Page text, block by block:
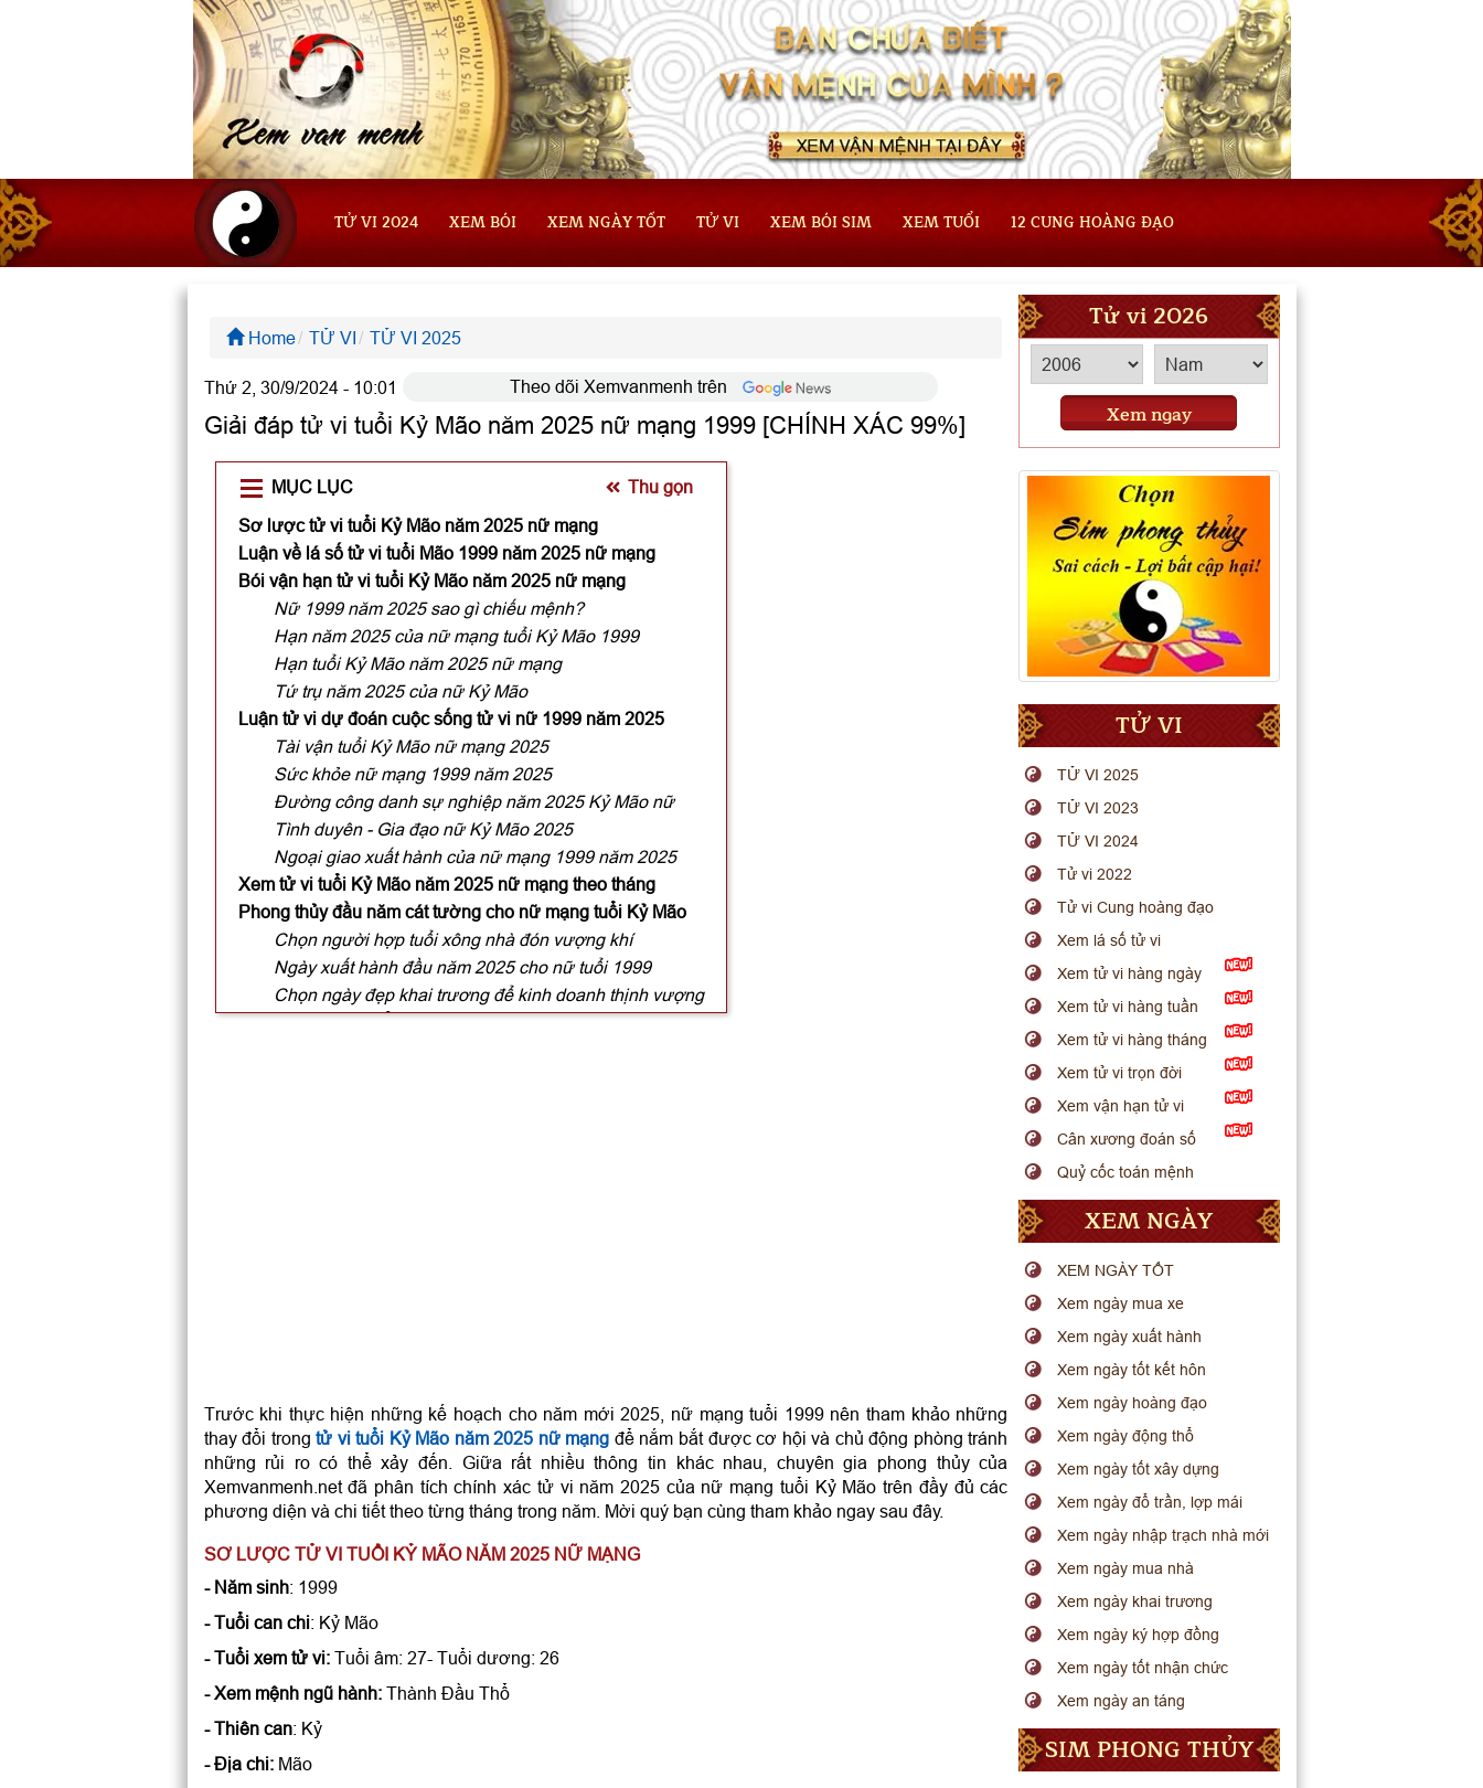
TỬ VI 2024 XEM BÓI XEM NGÀY TỐT TỬ VI XEM BÓI SIM XEM TUỔI 12 CUNG HOÀNG ĐẠO
Home TỬ VI TỬ VI 2025
Thứ 2, 30/9/2024 - 10:01 Theo dõi Xemvanmenh trên
Giải đáp tử vi tuổi Kỷ Mão năm 2025 nữ mạng 1999 [CHÍNH XÁC 99%]
MỤC LỤC
Thu gọn
Sơ lược tử vi tuổi Kỷ Mão năm 2025 nữ mạng
Luận về lá số tử vi tuổi Mão 1999 năm 2025 nữ mạng
Bói vận hạn tử vi tuổi Kỷ Mão năm 2025 nữ mạng
Nữ 1999 năm 2025 sao gì chiếu mệnh?
Hạn năm 2025 của nữ mạng tuổi Kỷ Mão 1999
Hạn tuổi Kỷ Mão năm 2025 nữ mạng
Tứ trụ năm 2025 của nữ Kỷ Mão
Luận tử vi dự đoán cuộc sống tử vi nữ 1999 năm 2025
Tài vận tuổi Kỷ Mão nữ mạng 2025
Sức khỏe nữ mạng 1999 năm 2025
Đường công danh sự nghiệp năm 2025 Kỷ Mão nữ
Tình duyên - Gia đạo nữ Kỷ Mão 2025
Ngoại giao xuất hành của nữ mạng 1999 năm 2025
Xem tử vi tuổi Kỷ Mão năm 2025 nữ mạng theo tháng
Phong thủy đầu năm cát tường cho nữ mạng tuổi Kỷ Mão
Chọn người hợp tuổi xông nhà đón vượng khí
Ngày xuất hành đầu năm 2025 cho nữ tuổi 1999
Chọn ngày đẹp khai trương để kinh doanh thịnh vượng
Phong thủy hợp tuổi Kỷ Mão nữ mạng năm 2025
Trước khi thực hiện những kế hoạch cho năm mới 2025, nữ mạng tuổi 1999 nên tham khảo những
thay đổi trongtử vi tuổi Kỷ Mão năm 2025 nữ mạng để nắm bắt được cơ hội và chủ động phòng tránh
những rủi ro có thể xảy đến. Giữa rất nhiều thông tin khác nhau, chuyên gia phong thủy của
Xemvanmenh.net đã phân tích chính xác tử vi năm 2025 của nữ mạng tuổi Kỷ Mão trên đầy đủ các
phương diện và chi tiết theo từng tháng trong năm. Mời quý bạn cùng tham khảo ngay sau đây.
SƠ LƯỢC TỬ VI TUỔI KỶ MÃO NĂM 2025 NỮ MẠNG
- Năm sinh: 1999
- Tuổi can chi: Kỷ Mão
- Tuổi xem tử vi:Tuổi âm: 27- Tuổi dương: 26
- Xem mệnh ngũ hành:Thành Đầu Thổ
- Thiên can: Kỷ
- Địa chi:Mão
Tử vi 2026
Xem ngay
TỬ VI
TỬ VI 2025
TỬ VI 2023
TỬ VI 2024
Tử vi 2022
Tử vi Cung hoàng đạo
Xem lá số tử vi
Xem tử vi hàng ngày
Xem tử vi hàng tuần
Xem tử vi hàng tháng
Xem tử vi trọn đời
Xem vận hạn tử vi
Cân xương đoán số
Quỷ cốc toán mệnh
XEM NGÀY
XEM NGÀY TỐT
Xem ngày mua xe
Xem ngày xuất hành
Xem ngày tốt kết hôn
Xem ngày hoàng đạo
Xem ngày động thổ
Xem ngày tốt xây dựng
Xem ngày đổ trần, lợp mái
Xem ngày nhập trạch nhà mới
Xem ngày mua nhà
Xem ngày khai trương
Xem ngày ký hợp đồng
Xem ngày tốt nhận chức
Xem ngày an táng
SIM PHONG THỦY